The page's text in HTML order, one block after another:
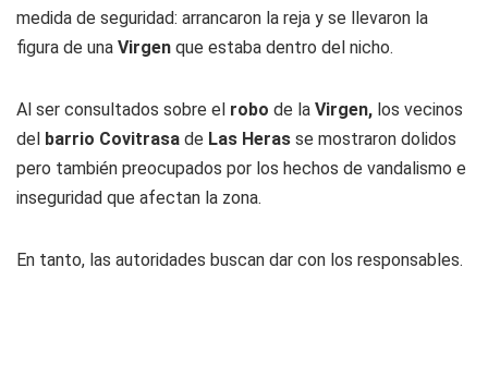
medida de seguridad: arrancaron la reja y se llevaron la
figura de una Virgen que estaba dentro del nicho.
Al ser consultados sobre el robo de la Virgen, los vecinos
del barrio Covitrasa de Las Heras se mostraron dolidos
pero también preocupados por los hechos de vandalismo e
inseguridad que afectan la zona.
En tanto, las autoridades buscan dar con los responsables.